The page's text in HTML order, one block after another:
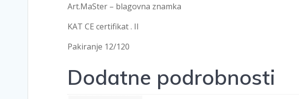
Art.MaSter – blagovna znamka
KAT CE certifikat . II
Pakiranje 12/120
Dodatne podrobnosti